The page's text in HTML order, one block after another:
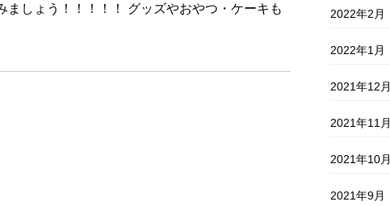
しょう！！！！！ グッズやおやつ・ケーキも
2022年2月
2022年1月
2021年12月
2021年11月
2021年10月
2021年9月